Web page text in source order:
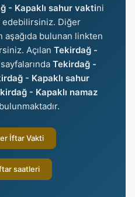
- Kapaklı sahur vaktini
edebilirsiniz. Diğer
bulunan linkten
Açılan Tekirdağ -
sayfalarında Tekirdağ -
- Kapaklı sahur
- Kapaklı namaz
İftar Vakti
saatleri